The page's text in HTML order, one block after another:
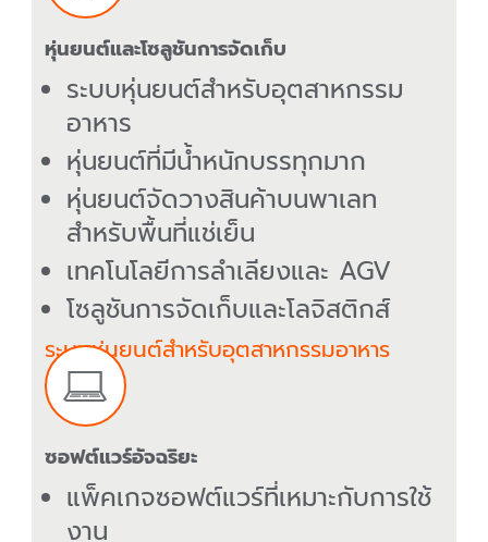
หุ่นยนต์และโซลูชันการจัดเก็บ
ระบบหุ่นยนต์สำหรับอุตสาหกรรม
อาหาร
หุ่นยนต์ที่มีน้ำหนักบรรทุกมาก
หุ่นยนต์จัดวางสินค้าบนพาเลท
สำหรับพื้นที่แช่เย็น
เทคโนโลยีการลำเลียงและ AGV
โซลูชันการจัดเก็บและโลจิสติกส์
ระบบหุ่นยนต์สำหรับอุตสาหกรรมอาหาร
ซอฟต์แวร์อัจฉริยะ
แพ็คเกจซอฟต์แวร์ที่เหมาะกับการใช้
งาน